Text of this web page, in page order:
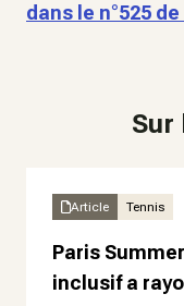
dans le n°525
Sur
Article Tennis
Paris
inclusif a